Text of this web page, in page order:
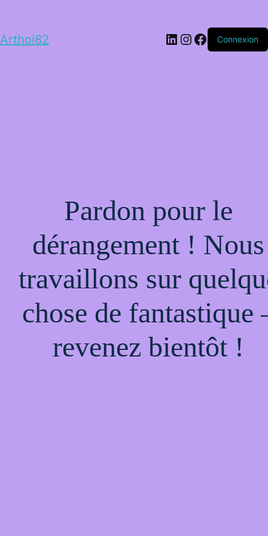
Arthoi82 LinkedIn
Instagram
Facebook
Connexion
Pardon pour le
dérangement ! Nous
travaillons sur
chose de fantastique
revenez bientôt !